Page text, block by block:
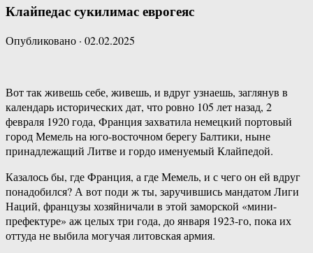
Клайпедас сукилимас еврогеяс
Опубликовано · 02.02.2025
Вот так живешь себе, живешь, и вдруг узнаешь, заглянув в
календарь исторических дат, что ровно 105 лет назад, 2
февраля 1920 года, Франция захватила немецкий портовый
город Мемель на юго-восточном берегу Балтики, ныне
принадлежащий Литве и гордо именуемый Клайпедой.
Казалось бы, где Франция, а где Мемель, и с чего он ей вдруг
понадобился? А вот поди ж ты, заручившись мандатом Лиги
Наций, французы хозяйничали в этой заморской «мини-
префектуре» аж целых три года, до января 1923-го, пока их
оттуда не выбила могучая литовская армия.